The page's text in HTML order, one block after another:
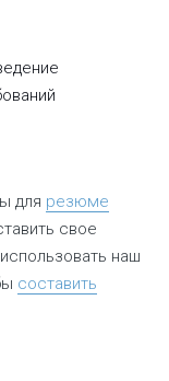
для резюме
свое
наш
составить